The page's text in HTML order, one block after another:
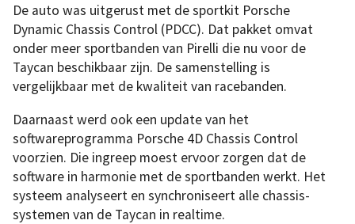
De auto was uitgerust met de sportkit Porsche
Dynamic Chassis Control (PDCC). Dat pakket omvat
onder meer sportbanden van Pirelli die nu voor de
Taycan beschikbaar zijn. De samenstelling is
vergelijkbaar met de kwaliteit van racebanden.
Daarnaast werd ook een update van het
softwareprogramma Porsche 4D Chassis Control
voorzien. Die ingreep moest ervoor zorgen dat de
software in harmonie met de sportbanden werkt. Het
systeem analyseert en synchroniseert alle chassis-
systemen van de Taycan in realtime.